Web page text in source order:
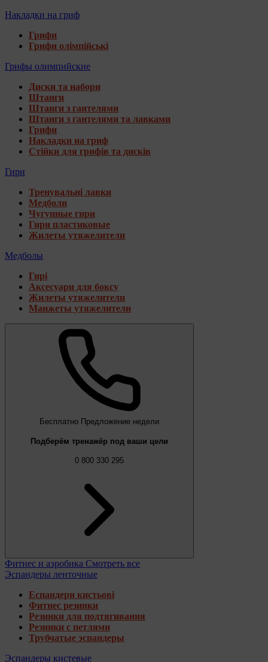
Накладки на гриф
Грифи
Грифи олімпійські
Грифы олимпийские
Диски та набори
Штанги
Штанги з гантелями
Штанги з гантелями та лавками
Грифи
Накладки на гриф
Стійки для грифів та дисків
Гири
Тренувальні лавки
Медболи
Чугунные гири
Гири пластиковые
Жилеты утяжелители
Медболы
Гирі
Аксесуари для боксу
Жилеты утяжелители
Манжеты утяжелители
Бесплатно Предложение недели
Подберём тренажёр под ваши цели
0 800 330 295
Фитнес и аэробика Смотреть все
Эспандеры ленточные
Еспандери кистьові
Фитнес резинки
Резинки для подтягивания
Резинки с петлями
Трубчатые эспандеры
Эспандеры кистевые